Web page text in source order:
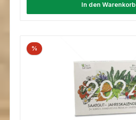
In den Warenkorb
%